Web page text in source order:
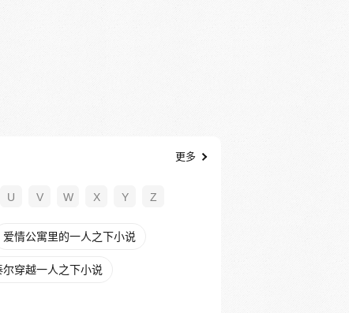
更多
U V W X Y Z
爱情公寓里的一人之下小说
尔穿越一人之下小说